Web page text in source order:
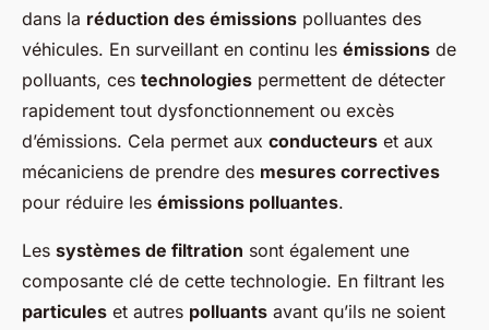
dans la réduction des émissions polluantes des
véhicules. En surveillant en continu les émissions de
polluants, ces technologies permettent de détecter
rapidement tout dysfonctionnement ou excès
d’émissions. Cela permet aux conducteurs et aux
mécaniciens de prendre des mesures correctives
pour réduire les émissions polluantes.
Les systèmes de filtration sont également une
composante clé de cette technologie. En filtrant les
particules et autres polluants avant qu’ils ne soient